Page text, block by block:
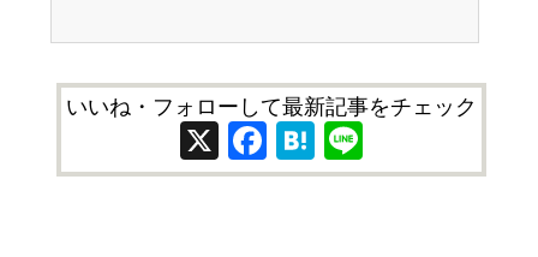
いいね・フォローして最新記事をチェック
X Facebook
Hatena